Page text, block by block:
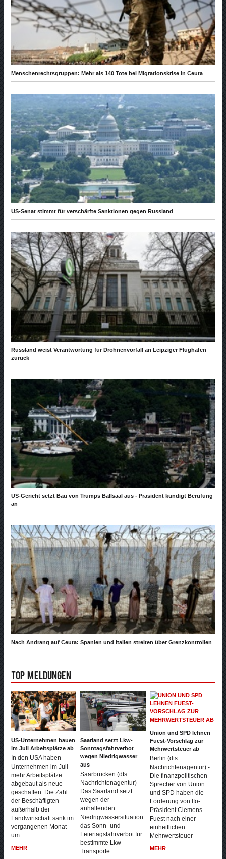
Menschenrechtsgruppen: Mehr als 140 Tote bei Migrationskrise in Ceuta
US-Senat stimmt für verschärfte Sanktionen gegen Russland
Russland weist Verantwortung für Drohnenvorfall an Leipziger Flughafen
zurück
US-Gericht setzt Bau von Trumps Ballsaal aus - Präsident kündigt Berufung
an
Nach Andrang auf Ceuta: Spanien und Italien streiten über Grenzkontrollen
Top Meldungen
US-Unternehmen bauen
im Juli Arbeitsplätze ab
In den USA haben
Unternehmen im Juli
mehr Arbeitsplätze
abgebaut als neue
geschaffen. Die Zahl
der Beschäftigten
außerhalb der
Landwirtschaft sank im
vergangenen Monat
um
MEHR
Saarland setzt Lkw-
Sonntagsfahrverbot
wegen Niedrigwasser
aus
Saarbrücken (dts
Nachrichtenagentur) -
Das Saarland setzt
wegen der
anhaltenden
Niedrigwassersituation
das Sonn- und
Feiertagsfahrverbot für
bestimmte Lkw-
Transporte
Union und SPD lehnen
Fuest-Vorschlag zur
Mehrwertsteuer ab
Berlin (dts
Nachrichtenagentur) -
Die finanzpolitischen
Sprecher von Union
und SPD haben die
Forderung von Ifo-
Präsident Clemens
Fuest nach einer
einheitlichen
Mehrwertsteuer
MEHR